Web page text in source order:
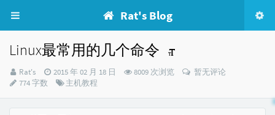
Rat's Blog
Linux最常用的几个命令
博
主：
Rat's
发
布
2015 年 02 月 18 日 8009 次浏览
暂无评论
774 字数
分
主机教程